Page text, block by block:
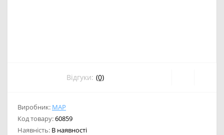
Відгуки: (0)
Виробник: MAP
Код товару:60859
Наявність: В наявності